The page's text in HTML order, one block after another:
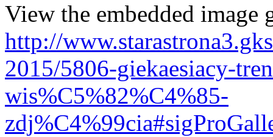
View the embedded image
http://
2015/5806-giekaesiacy-
wis%C5%82%C4%85-